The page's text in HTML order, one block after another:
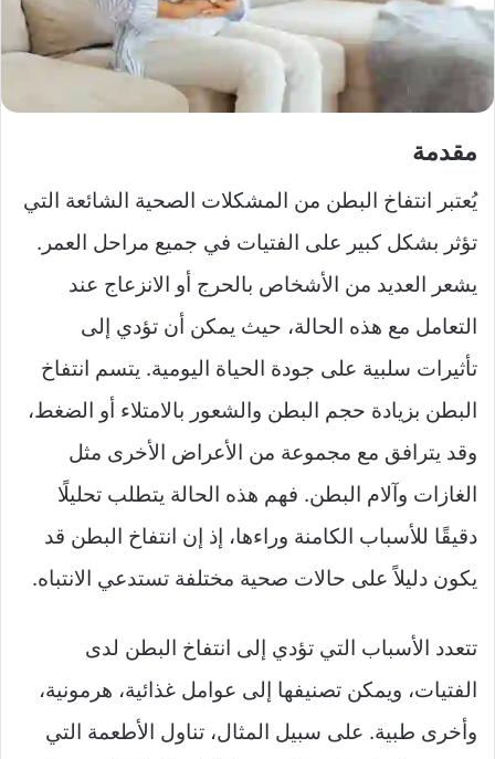
مقدمة
يُعتبر انتفاخ البطن من المشكلات الصحية الشائعة التي
تؤثر بشكل كبير على الفتيات في جميع مراحل العمر.
يشعر العديد من الأشخاص بالحرج أو الانزعاج عند
التعامل مع هذه الحالة، حيث يمكن أن تؤدي إلى
تأثيرات سلبية على جودة الحياة اليومية. يتسم انتفاخ
البطن بزيادة حجم البطن والشعور بالامتلاء أو الضغط،
وقد يترافق مع مجموعة من الأعراض الأخرى مثل
الغازات وآلام البطن. فهم هذه الحالة يتطلب تحليلًا
دقيقًا للأسباب الكامنة وراءها، إذ إن انتفاخ البطن قد
يكون دليلاً على حالات صحية مختلفة تستدعي الانتباه.
تتعدد الأسباب التي تؤدي إلى انتفاخ البطن لدى
الفتيات، ويمكن تصنيفها إلى عوامل غذائية، هرمونية،
وأخرى طبية. على سبيل المثال، تناول الأطعمة التي